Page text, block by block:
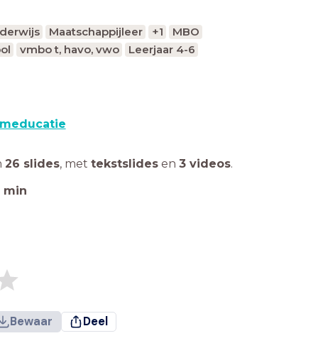
Maatschappijleer +1
MBO
vmbo t, havo, vwo
Leerjaar 4-6
26 slides, met tekstslides en 3 videos.
min
Bewaar Deel